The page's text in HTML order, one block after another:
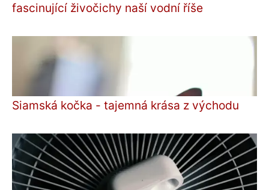
fascinující živočichy naší vodní říše
Siamská kočka - tajemná krása z východu